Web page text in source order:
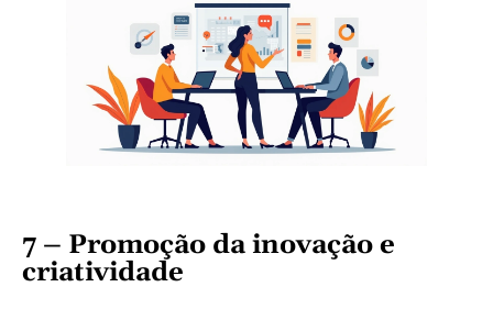
7 – Promoção da inovação e
criatividade